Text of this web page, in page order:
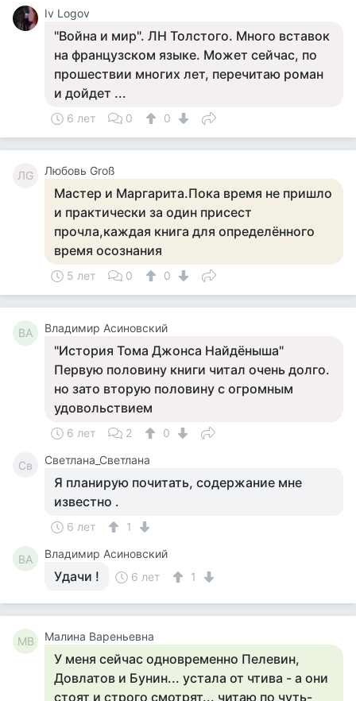
Iv Logov
"Война и мир". ЛН Толстого. Много вставок
на французском языке. Может сейчас, по
прошествии многих лет, перечитаю роман
и дойдет ...
6 лет 0 0
ЛG Любовь Groß
Мастер и Маргарита.Пока время не пришло
и практически за один присест
прочла,каждая книга для определённого
время осознания
5 лет 0 0
ВА Владимир Асиновский
"История Тома Джонса Найдёныша"
Первую половину книги читал очень долго.
но зато вторую половину с огромным
удовольствием
6 лет 2 0
Св Светлана_Светлана
Я планирую почитать, содержание мне
известно .
6 лет 1
ВА Владимир Асиновский
Удачи ! 6 лет 1
МВ Малина Вареньевна
У меня сейчас одновременно Пелевин,
Довлатов и Бунин... устала от чтива - а они
стоят и строго смотрят... читаю по чуть-